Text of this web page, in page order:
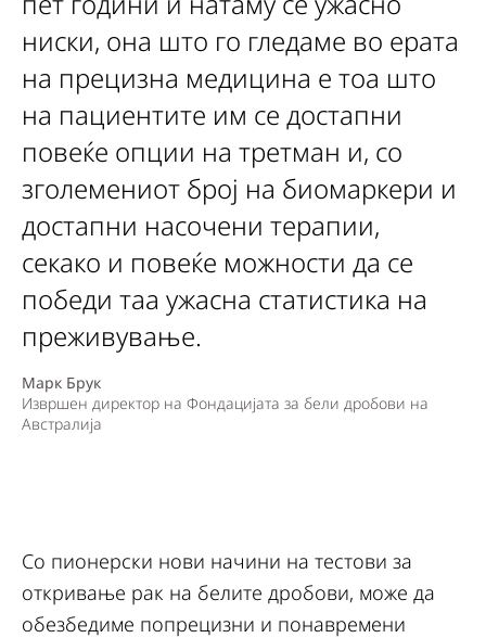
ниски, она што го гледаме во ерата
на прецизна медицина е тоа што
на пациентите им се достапни
повеќе опции на третман и, со
зголемениот број на биомаркери и
достапни насочени терапии,
секако и повеќе можности да се
победи таа ужасна статистика на
преживување.
Марк Брук
Извршен директор на Фондацијата за бели дробови на
Австралија
Со пионерски нови начини на тестови за
откривање рак на белите дробови, може да
обезбедиме попрецизни и понавремени